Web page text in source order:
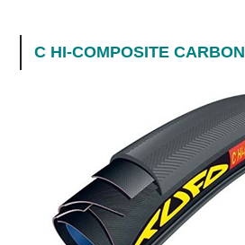
C HI-COMPOSITE CARBON